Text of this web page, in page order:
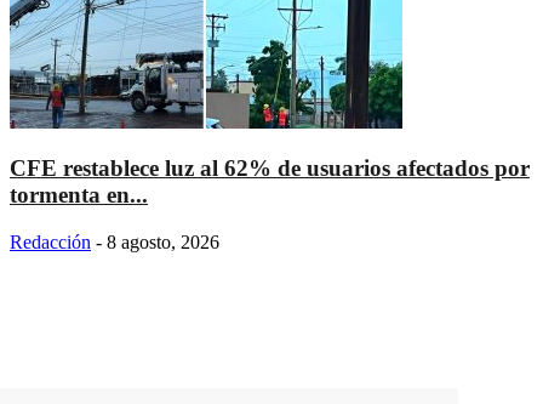
CFE restablece luz al 62% de usuarios afectados por
tormenta en...
Redacción - 8 agosto, 2026